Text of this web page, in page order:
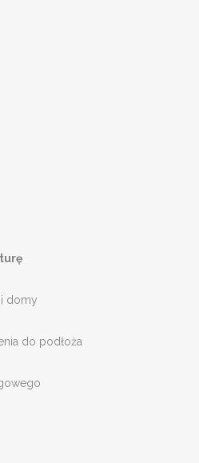
domy
do podłoża